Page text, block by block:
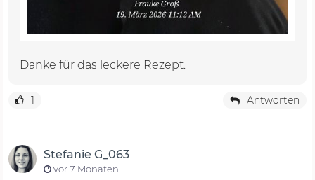
Danke für das leckere Rezept.
1 Antworten
Stefanie G_063
vor 7 Monaten